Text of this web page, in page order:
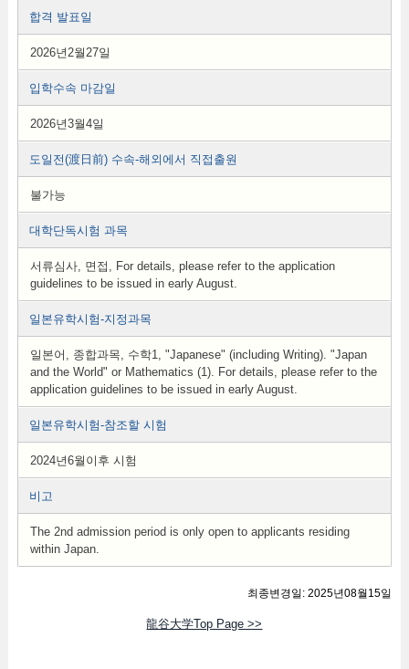
합격 발표일
2026년2월27일
입학수속 마감일
2026년3월4일
도일전(渡日前) 수속-해외에서 직접출원
불가능
대학단독시험 과목
서류심사, 면접, For details, please refer to the application
guidelines to be issued in early August.
일본유학시험-지정과목
일본어, 종합과목, 수학1, "Japanese" (including Writing). "Japan
and the World" or Mathematics (1). For details, please refer to the
application guidelines to be issued in early August.
일본유학시험-참조할 시험
2024년6월이후 시험
비고
The 2nd admission period is only open to applicants residing
within Japan.
최종변경일: 2025년08월15일
龍谷大学Top Page >>